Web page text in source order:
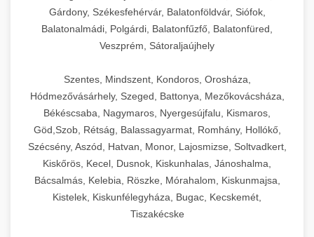
Gárdony, Székesfehérvár, Balatonföldvár, Siófok,
Balatonalmádi, Polgárdi, Balatonfűzfő, Balatonfüred,
Veszprém, Sátoraljaújhely
Szentes, Mindszent, Kondoros, Orosháza,
Hódmezővásárhely, Szeged, Battonya, Mezőkovácsháza,
Békéscsaba, Nagymaros, Nyergesújfalu, Kismaros,
Göd,Szob, Rétság, Balassagyarmat, Romhány, Hollókő,
Szécsény, Aszód, Hatvan, Monor, Lajosmizse, Soltvadkert,
Kiskőrös, Kecel, Dusnok, Kiskunhalas, Jánoshalma,
Bácsalmás, Kelebia, Röszke, Mórahalom, Kiskunmajsa,
Kistelek, Kiskunfélegyháza, Bugac, Kecskemét,
Tiszakécske